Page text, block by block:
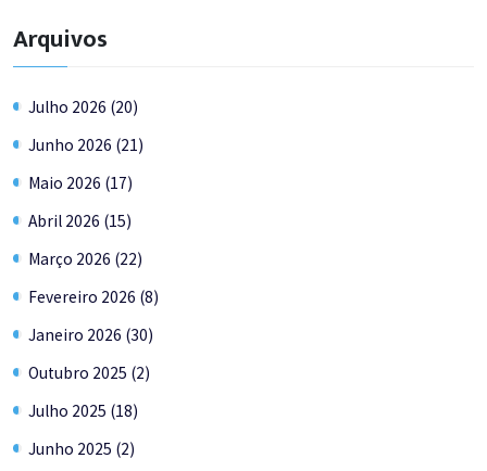
Arquivos
Julho 2026 (20)
Junho 2026 (21)
Maio 2026 (17)
Abril 2026 (15)
Março 2026 (22)
Fevereiro 2026 (8)
Janeiro 2026 (30)
Outubro 2025 (2)
Julho 2025 (18)
Junho 2025 (2)